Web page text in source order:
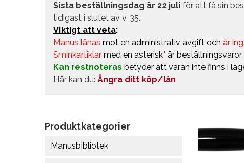
Sista beställningsdag är 22 juli för att få sin
tidigast i slutet av v. 35.
Viktigt att veta:
Manus lånas mot en administrativ avgift och är
Sminkartiklar med en asterisk* är
Kan restnoteras betyder att varan inte finns i
Här kan du: Ångra ditt köp/lån
Produktkategorier
Manusbibliotek